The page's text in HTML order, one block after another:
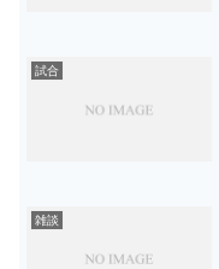
試合
雑談